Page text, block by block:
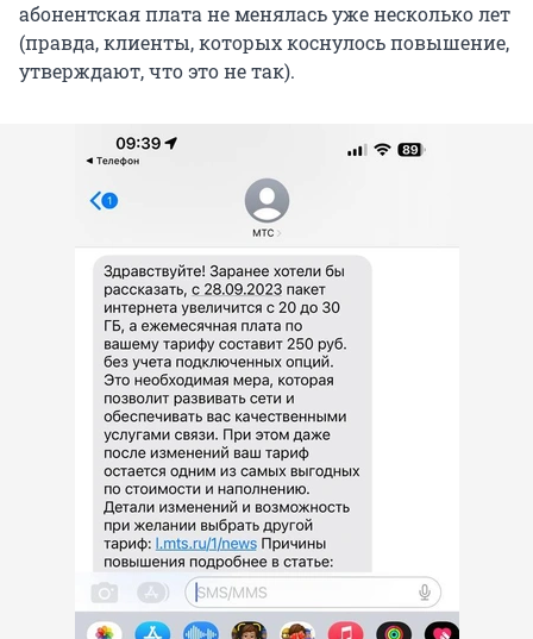
абонентская плата не менялась уже несколько лет
(правда, клиенты, которых коснулось повышение,
утверждают, что это не так).